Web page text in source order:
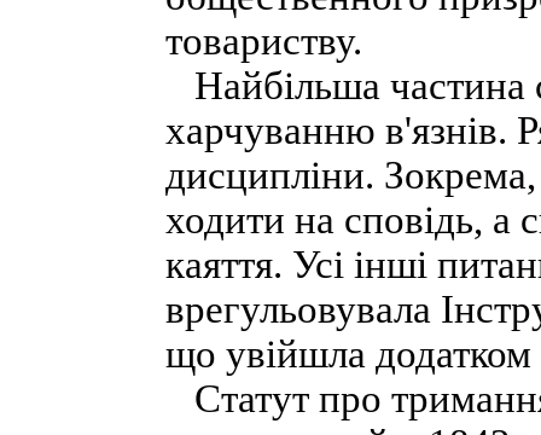
товариству.
Найбільша частина
харчуванню в'язнів.
дисципліни. Зокрема,
ходити на сповідь, а
каяття. Усі інші
врегульовувала
що увійшла додатком
Статут про